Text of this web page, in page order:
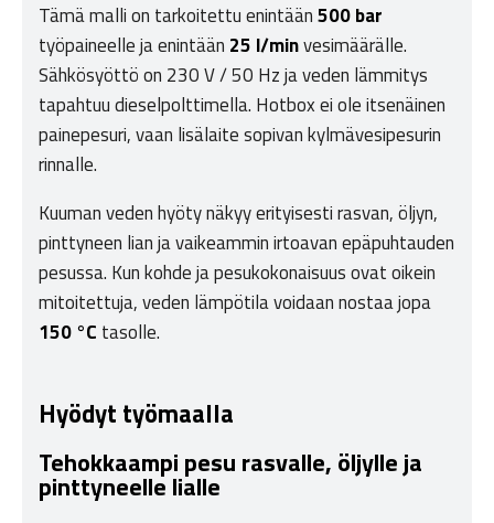
Tämä malli on tarkoitettu enintään500 bar
työpaineelle ja enintään 25 l/minvesimäärälle.
Sähkösyöttö on 230 V / 50 Hz ja veden lämmitys
tapahtuu dieselpolttimella. Hotbox ei ole itsenäinen
painepesuri, vaan lisälaite sopivan kylmävesipesurin
rinnalle.
Kuuman veden hyöty näkyy erityisesti rasvan, öljyn,
pinttyneen lian ja vaikeammin irtoavan epäpuhtauden
pesussa. Kun kohde ja pesukokonaisuus ovat oikein
mitoitettuja, veden lämpötila voidaan nostaa jopa
150 °C tasolle.
Hyödyt työmaalla
Tehokkaampi pesu rasvalle, öljylle ja
pinttyneelle lialle